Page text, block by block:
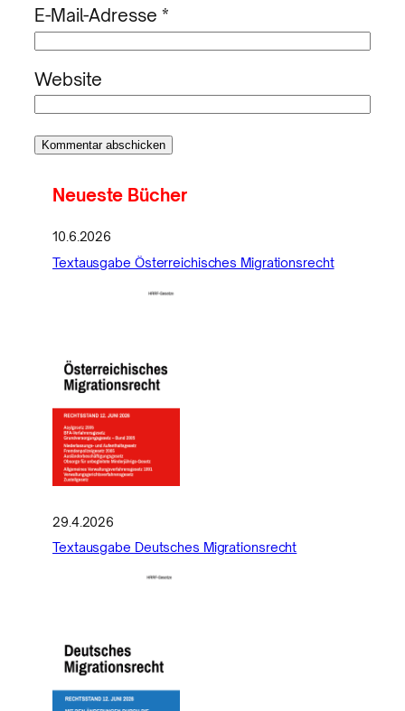
E-Mail-Adresse *
Website
Neueste Bücher
10.6.2026
Textausgabe Österreichisches Migrationsrecht
29.4.2026
Textausgabe Deutsches Migrationsrecht